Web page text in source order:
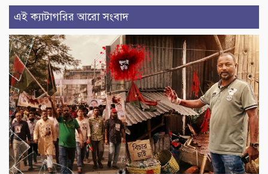
এই ক্যাটাগরির আরো সংবাদ